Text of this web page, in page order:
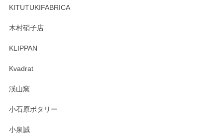
しくお願いいたします。
淡いグリーンのカラーがとても可愛いです❤️ ありがとうござ
KITUTUKIFABRICA
木村硝子店
KLIPPAN
Kvadrat
渓山窯
小石原ポタリー
小泉誠